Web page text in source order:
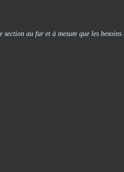
au fur et à mesure que les